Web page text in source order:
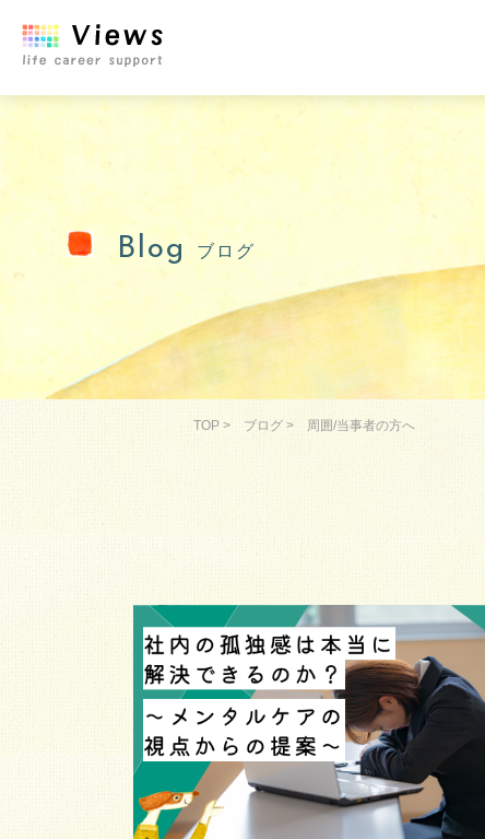
Blog ブログ
TOP > ブログ > 周囲/当事者の方へ